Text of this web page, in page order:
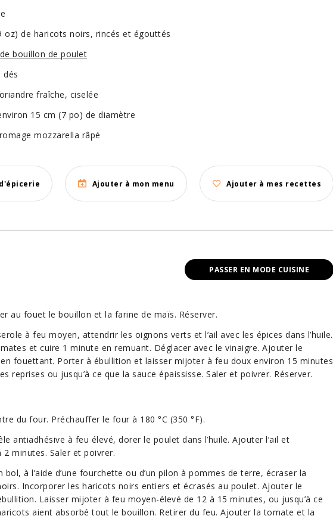
oz) de haricots noirs, rincés et égouttés
bouillon de poulet
dés
fraîche, ciselée
15 cm (7 po) de diamètre
mozzarella râpé
Ajouter à mon menu Ajouter à mes recettes
PASSER EN MODE CUISINE
au fouet le bouillon et la farine de maïs. Réserver.
à feu moyen, attendrir les oignons verts et l’ail avec les épices dans l’huile.
et cuire 1 minute en remuant. Déglacer avec le vinaigre. Ajouter le
fouettant. Porter à ébullition et laisser mijoter à feu doux environ 15 minutes
reprises ou jusqu’à ce que la sauce épaississe. Saler et poivrer. Réserver.
du four. Préchauffer le four à 180 °C (350 °F).
antiadhésive à feu élevé, dorer le poulet dans l’huile. Ajouter l’ail et
minutes. Saler et poivrer.
bol, à l’aide d’une fourchette ou d’un pilon à pommes de terre, écraser la
Incorporer les haricots noirs entiers et écrasés au poulet. Ajouter le
Laisser mijoter à feu moyen-élevé de 12 à 15 minutes, ou jusqu’à ce
aient absorbé tout le bouillon. Retirer du feu. Ajouter la tomate et la